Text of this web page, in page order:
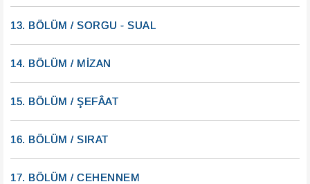
13. BÖLÜM / SORGU - SUAL
14. BÖLÜM / MİZAN
15. BÖLÜM / ŞEFÂAT
16. BÖLÜM / SIRAT
17. BÖLÜM / CEHENNEM